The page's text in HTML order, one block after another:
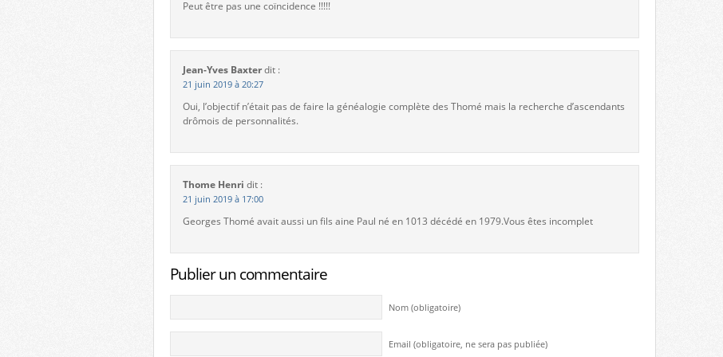
Peut être pas une coïncidence !!!!!
Jean-Yves Baxterdit :
21 juin 2019 à 20:27
Oui, l’objectif n’était pas de faire la généalogie complète des Thomé mais la recherche d’ascendants
drômois de personnalités.
Thome Henri dit :
21 juin 2019 à 17:00
Georges Thomé avait aussi un fils aine Paul né en 1013 décédé en 1979.Vous êtes incomplet
Publier un commentaire
Nom (obligatoire)
Email (obligatoire, ne sera pas publiée)